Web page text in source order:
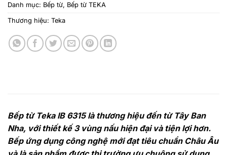
Danh mục: Bếp từ, Bếp từ TEKA
Thương hiệu: Teka
Bếp từ Teka IB 6315 là thương hiệu đến từ Tây Ban
Nha, với thiết kế 3 vùng nấu hiện đại và tiện lợi hơn.
Bếp ứng dụng công nghệ mới đạt tiêu chuẩn Châu Âu